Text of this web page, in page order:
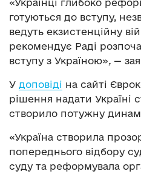
«Українці глибоко
готуються до вступу,
ведуть екзистенційну
рекомендує Раді
вступу з Україною», —
У доповіді на сайті
рішення надати Україні
створило потужну
«Україна створила
попереднього відбору
суду та реформувала